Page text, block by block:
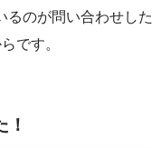
のが問い合わせした
です。